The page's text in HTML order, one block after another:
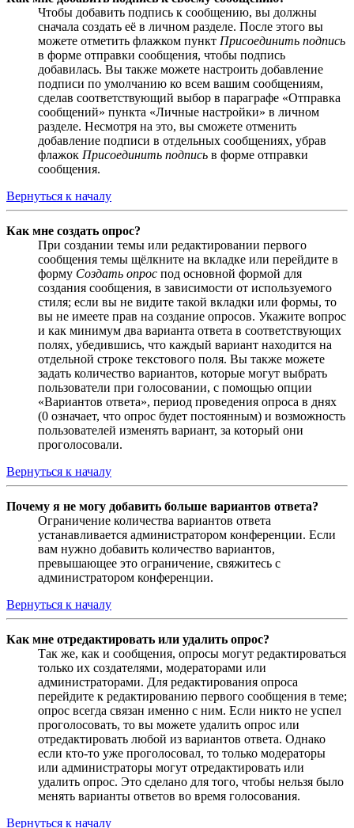
Чтобы добавить подпись к сообщению, вы должны
сначала создать её в личном разделе. После этого вы
можете отметить флажком пункт Присоединить подпись
в форме отправки сообщения, чтобы подпись
добавилась. Вы также можете настроить добавление
подписи по умолчанию ко всем вашим сообщениям,
сделав соответствующий выбор в параграфе «Отправка
сообщений» пункта «Личные настройки» в личном
разделе. Несмотря на это, вы сможете отменить
добавление подписи в отдельных сообщениях, убрав
флажок Присоединить подпись в форме отправки
сообщения.
Вернуться к началу
Как мне создать опрос?
При создании темы или редактировании первого
сообщения темы щёлкните на вкладке или перейдите в
форму Создать опрос под основной формой для
создания сообщения, в зависимости от используемого
стиля; если вы не видите такой вкладки или формы, то
вы не имеете прав на создание опросов. Укажите вопрос
и как минимум два варианта ответа в соответствующих
полях, убедившись, что каждый вариант находится на
отдельной строке текстового поля. Вы также можете
задать количество вариантов, которые могут выбрать
пользователи при голосовании, с помощью опции
«Вариантов ответа», период проведения опроса в днях
(0 означает, что опрос будет постоянным) и возможность
пользователей изменять вариант, за который они
проголосовали.
Вернуться к началу
Почему я не могу добавить больше вариантов ответа?
Ограничение количества вариантов ответа
устанавливается администратором конференции. Если
вам нужно добавить количество вариантов,
превышающее это ограничение, свяжитесь с
администратором конференции.
Вернуться к началу
Как мне отредактировать или удалить опрос?
Так же, как и сообщения, опросы могут редактироваться
только их создателями, модераторами или
администраторами. Для редактирования опроса
перейдите к редактированию первого сообщения в теме;
опрос всегда связан именно с ним. Если никто не успел
проголосовать, то вы можете удалить опрос или
отредактировать любой из вариантов ответа. Однако
если кто-то уже проголосовал, то только модераторы
или администраторы могут отредактировать или
удалить опрос. Это сделано для того, чтобы нельзя было
менять варианты ответов во время голосования.
Вернуться к началу